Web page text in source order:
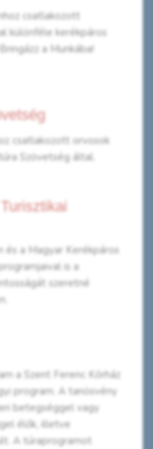
csatlakozott
különféle kerékpáros
a Munkába!
csatlakozott orvosok
Szövetség által.
és a Magyar Kerékpáros
is a
szeretné
a Szent Ferenc Kórház
program. A tanösvény
betegséggel vagy
élők, illetve
A túraprogramot